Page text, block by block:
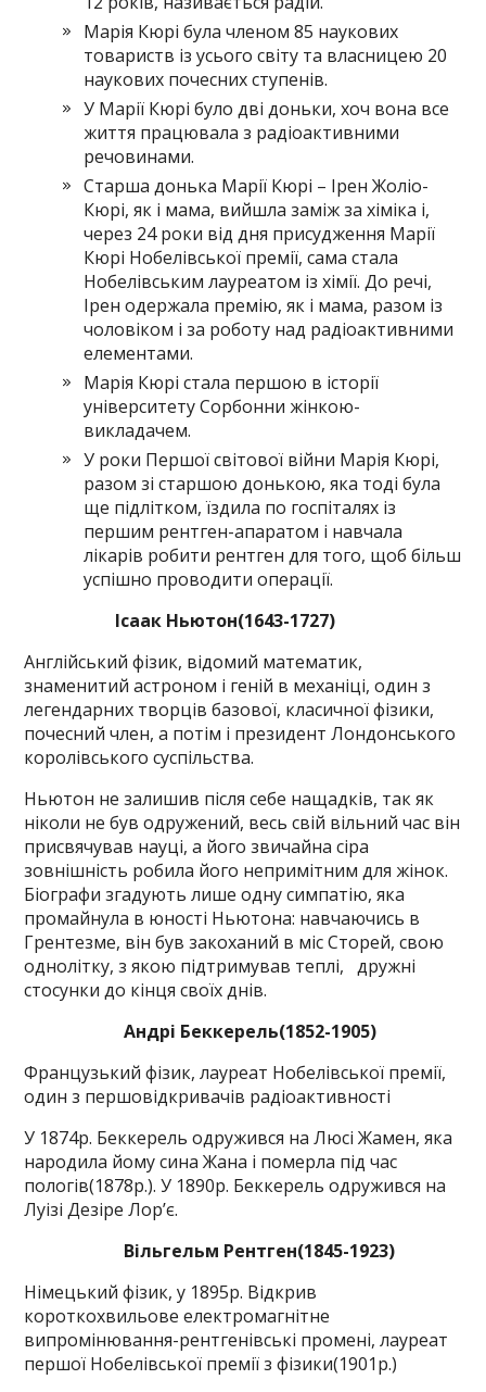
Марія Кюрі була членом 85 наукових
товариств із усього світу та власницею 20
наукових почесних ступенів.
У Марії Кюрі було дві доньки, хоч вона все
життя працювала з радіоактивними
речовинами.
Старша донька Марії Кюрі – Ірен Жоліо-
Кюрі, як і мама, вийшла заміж за хіміка і,
через 24 роки від дня присудження Марії
Кюрі Нобелівської премії, сама стала
Нобелівським лауреатом із хімії. До речі,
Ірен одержала премію, як і мама, разом із
чоловіком і за роботу над радіоактивними
елементами.
Марія Кюрі стала першою в історії
університету Сорбонни жінкою-
викладачем.
У роки Першої світової війни Марія Кюрі,
разом зі старшою донькою, яка тоді була
ще підлітком, їздила по госпіталях із
першим рентген-апаратом і навчала
лікарів робити рентген для того, щоб більш
успішно проводити операції.
Ісаак Ньютон(1643-1727)
Англійський фізик, відомий математик,
знаменитий астроном і геній в механіці, один з
легендарних творців базової, класичної фізики,
почесний член, а потім і президент Лондонського
королівського суспільства.
Ньютон не залишив після себе нащадків, так як
ніколи не був одружений, весь свій вільний час він
присвячував науці, а його звичайна сіра
зовнішність робила його непримітним для жінок.
Біографи згадують лише одну симпатію, яка
промайнула в юності Ньютона: навчаючись в
Грентезме, він був закоханий в міс Сторей, свою
однолітку, з якою підтримував теплі, дружні
стосунки до кінця своїх днів.
Андрі Беккерель(1852-1905)
Французький фізик, лауреат Нобелівської премії,
один з першовідкривачів радіоактивності
У 1874р. Беккерель одружився на Люсі Жамен, яка
народила йому сина Жана і померла під час
пологів(1878р.). У 1890р. Беккерель одружився на
Луізі Дезіре Лор’є.
Вільгельм Рентген(1845-1923)
Німецький фізик, у 1895р. Відкрив
короткохвильове електромагнітне
випромінювання-рентгенівські промені, лауреат
першої Нобелівської премії з фізики(1901р.)